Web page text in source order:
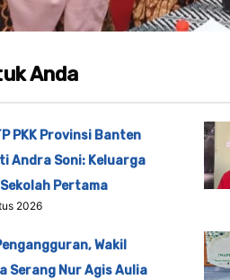
Anda
PKK Provinsi Banten
Andra Soni: Keluarga
Pertama
2026
Wakil
Serang Nur Agis Aulia